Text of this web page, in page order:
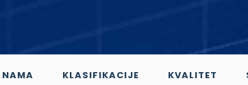
NAMA KLASIFIKACIJE KVALITET